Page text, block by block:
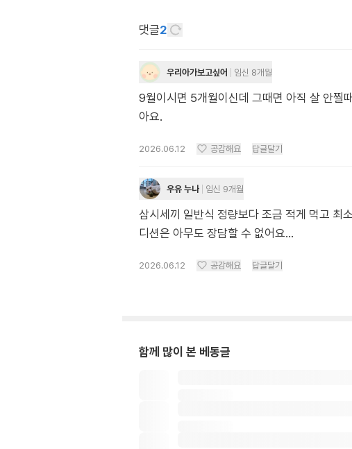
댓글2
우리아가보고싶어 임신 8개월
9월이시면 5개월이신데 그때면 아직 살 안찔
아요.
2026.06.12 공감해요 답글달기
우유 누나 임신 9개월
삼시세끼 일반식 정량보다 조금 적게 먹고 최
디션은 아무도 장담할 수 없어요...
2026.06.12 공감해요 답글달기
함께 많이 본 베동글